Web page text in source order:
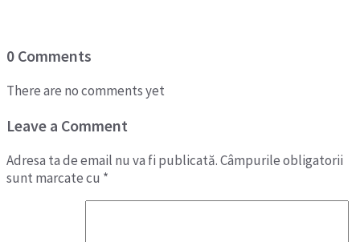
0 Comments
There are no comments yet
Leave a Comment
Adresa ta de email nu va fi publicată.Câmpurile obligatorii
sunt marcate cu *